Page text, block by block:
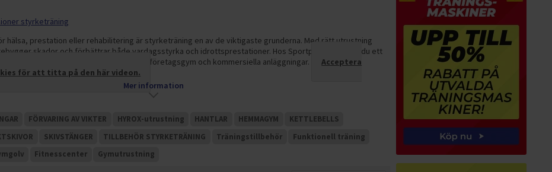
styrketräning
hälsa, prestation eller rehabilitering är styrketräning en av de viktigaste grunderna. Med rätt utrustning
skador och förbättrar både vardagsstyrka och idrottsprestationer. Hos Sportproffsen hittar du ett
för både privat bruk, företagsgym och kommersiella anläggningar.
Acceptera
för att titta på den här videon.
Mer information
FÖRVARING AV VIKTER HYROX-utrustning HANTLAR HEMMAGYM
KETTLEBELLS
SKIVSTÄNGER TILLBEHÖR STYRKETRÄNING Träningstillbehör
Funktionell träning
Fitnesscenter Gymutrustning